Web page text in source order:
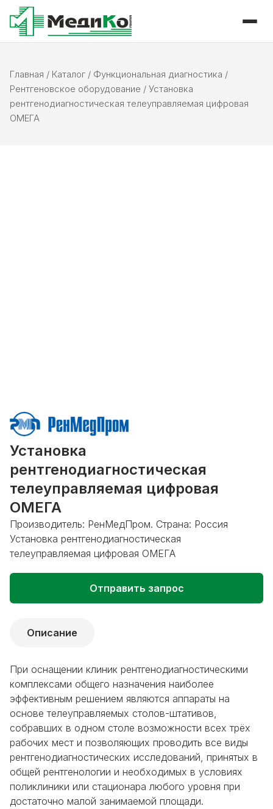
Главная / Каталог / Функциональная диагностика /
Рентгеновское оборудование / Установка
рентгенодиагностическая телеуправляемая цифровая
ОМЕГА
Установка
рентгенодиагностическая
телеуправляемая цифровая
ОМЕГА
Производитель: РенМедПром. Страна: Россия
Установка рентгенодиагностическая
телеуправляемая цифровая ОМЕГА
Отправить запрос
Описание
При оснащении клиник рентгенодиагностическими
комплексами общего назначения наиболее
эффективным решением являются аппараты на
основе телеуправляемых столов-штативов,
собравших в одном столе возможности всех трёх
рабочих мест и позволяющих проводить все виды
рентгенодиагностических исследований, принятых в
общей рентгенологии и необходимых в условиях
поликлиники или стационара любого уровня при
достаточно малой занимаемой площади.